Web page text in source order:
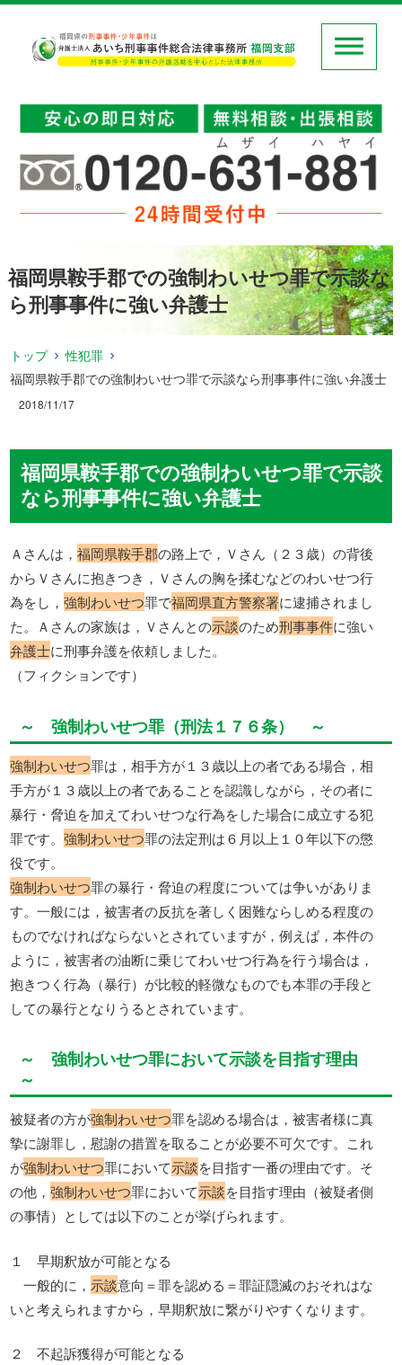
福岡県鞍手郡での強制わいせつ罪で示談な
ら刑事事件に強い弁護士
トップ
性犯罪
福岡県鞍手郡での強制わいせつ罪で示談なら刑事事件に強い弁護士
2018/11/17
福岡県鞍手郡での強制わいせつ罪で示談
なら刑事事件に強い弁護士
Ａさんは，福岡県鞍手郡の路上で，Ｖさん（２３歳）の背後
からＶさんに抱きつき，Ｖさんの胸を揉むなどのわいせつ行
為をし，強制わいせつ罪で福岡県直方警察署に逮捕されまし
た。Ａさんの家族は，Ｖさんとの示談のため刑事事件に強い
弁護士に刑事弁護を依頼しました。
（フィクションです）
～ 強制わいせつ罪（刑法１７６条） ～
強制わいせつ罪は，相手方が１３歳以上の者である場合，相
手方が１３歳以上の者であることを認識しながら，その者に
暴行・脅迫を加えてわいせつな行為をした場合に成立する犯
罪です。強制わいせつ罪の法定刑は６月以上１０年以下の懲
役です。
強制わいせつ罪の暴行・脅迫の程度については争いがありま
す。一般には，被害者の反抗を著しく困難ならしめる程度の
ものでなければならないとされていますが，例えば，本件の
ように，被害者の油断に乗じてわいせつ行為を行う場合は，
抱きつく行為（暴行）が比較的軽微なものでも本罪の手段と
しての暴行となりうるとされています。
～ 強制わいせつ罪において示談を目指す理由
～
被疑者の方が強制わいせつ罪を認める場合は，被害者様に真
摯に謝罪し，慰謝の措置を取ることが必要不可欠です。これ
が強制わいせつ罪において示談を目指す一番の理由です。そ
の他，強制わいせつ罪において示談を目指す理由（被疑者側
の事情）としては以下のことが挙げられます。
１ 早期釈放が可能となる
一般的に， 示談意向＝罪を認める＝罪証隠滅のおそれはな
いと考えられますから，早期釈放に繋がりやすくなります。
２ 不起訴獲得が可能となる